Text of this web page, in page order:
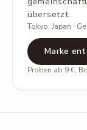
übersetzt.
Tokyo, Japan ·
Marke
Proben ab 9 €,